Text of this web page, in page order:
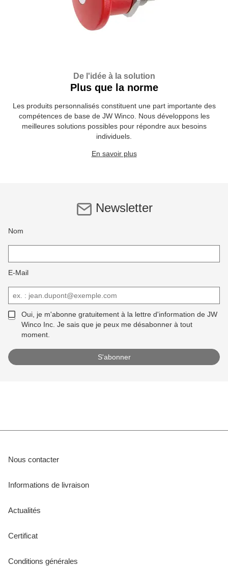
De l'idée à la solution
Plus que la norme
Les produits personnalisés constituent une part importante des
compétences de base de JW Winco. Nous développons les
meilleures solutions possibles pour répondre aux besoins
individuels.
En savoir plus
Newsletter
Nom
E-Mail
Oui, je m'abonne gratuitement à la lettre d'information de JW
Winco Inc. Je sais que je peux me désabonner à tout
moment.
Nous contacter
Informations de livraison
Actualités
Certificat
Conditions générales